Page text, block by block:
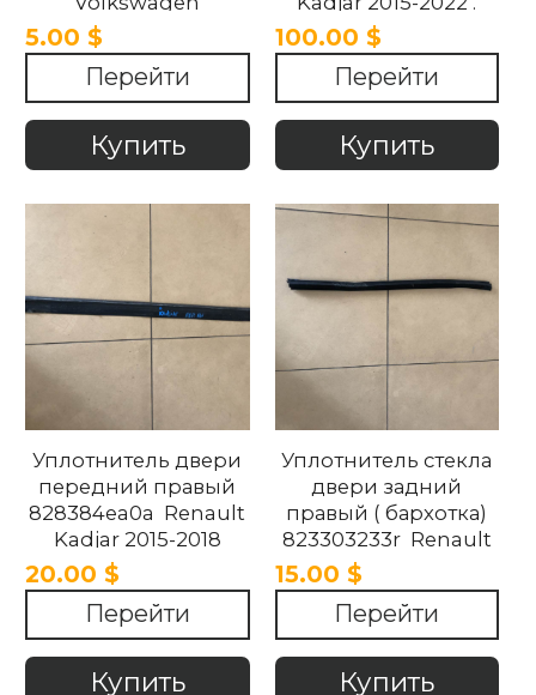
/Audi/Skoda/Seat
2012-2018
5.00 $
Перейти
Купить
100.00 $
Перейти
Купить
Уплотнитель двери
передний правый
828384ea0a Renault
Kadjar 2015-2018
20.00 $
Перейти
Купить
Уплотнитель стекла
двери задний
правый ( бархотка)
823303233r Renault
Kadjar 2015-2018
15.00 $
Перейти
Купить